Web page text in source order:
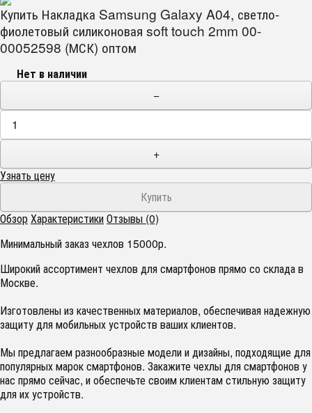
Купить Накладка Samsung Galaxy A04, светло-
фиолетовый силиконовая soft touch 2mm 00-
00052598 (МСК) оптом
Нет в наличии
−
+
Узнать цену
ОбзорХарактеристикиОтзывы (0)
Минимальный заказ чехлов 15000р.
Широкий ассортимент чехлов для смартфонов прямо со склада в
Москве.
Изготовлены из качественных материалов, обеспечивая надежную
защиту для мобильных устройств ваших клиентов.
Мы предлагаем разнообразные модели и дизайны, подходящие для
популярных марок смартфонов. Закажите чехлы для смартфонов у
нас прямо сейчас, и обеспечьте своим клиентам стильную защиту
для их устройств.